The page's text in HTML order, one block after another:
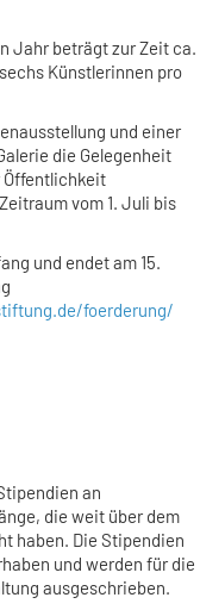
Jahr beträgt zur Zeit ca.
Künstlerinnen pro
und einer
die Gelegenheit
Öffentlichkeit
vom 1. Juli bis
und endet am 15.
foerderung/
an
die weit über dem
haben. Die Stipendien
und werden für die
ausgeschrieben.